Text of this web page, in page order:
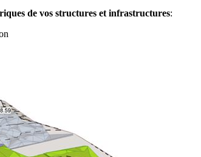
de vos structures et infrastructures: